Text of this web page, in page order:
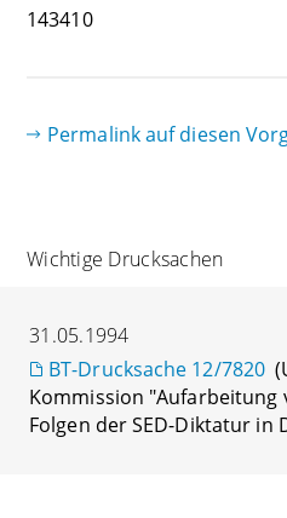
143410
Permalink auf diesen
Wichtige Drucksachen
31.05.1994
BT-Drucksache 12/7820
Kommission "Aufarbeitung
Folgen der SED-Diktatur in